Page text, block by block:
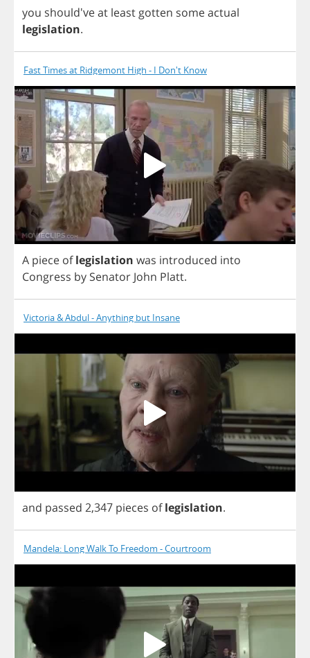
you should'veat least gotten someactual
legislation.
Fast Times at Ridgemont High - I Don't Know
A piece of legislation was introduced into
Congress by Senator John Platt.
Victoria & Abdul - Anything but Insane
and passed 2,347 pieces of legislation.
Mandela: Long Walk To Freedom - Courtroom